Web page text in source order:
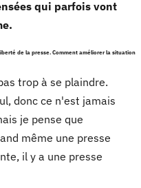
qui parfois vont
de la presse. Comment améliorer la situation
trop à se plaindre.
donc ce n'est jamais
je pense que
même une presse
il y a une presse